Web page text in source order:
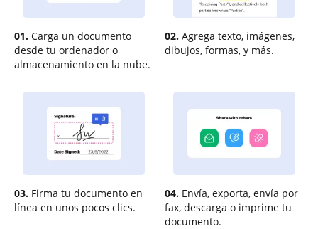
01. Carga un documento
desde tu ordenador o
almacenamiento en la nube.
02. Agrega texto, imágenes,
dibujos, formas, y más.
03. Firma tu documento en
línea en unos pocos clics.
04. Envía, exporta, envía por
fax, descarga o imprime tu
documento.